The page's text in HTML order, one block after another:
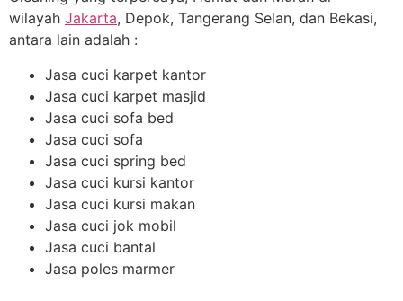
wilayah Jakarta, Depok, Tangerang Selan, dan Bekasi,
antara lain adalah :
Jasa cuci karpet kantor
Jasa cuci karpet masjid
Jasa cuci sofa bed
Jasa cuci sofa
Jasa cuci spring bed
Jasa cuci kursi kantor
Jasa cuci kursi makan
Jasa cuci jok mobil
Jasa cuci bantal
Jasa poles marmer